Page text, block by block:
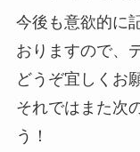
今後も意欲的に
おりますので、
どうぞ宜しくお
それではまた次
う！